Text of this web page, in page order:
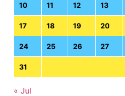
10 11 12 13
17 18 19 20
24 25 26 27
31
« Jul